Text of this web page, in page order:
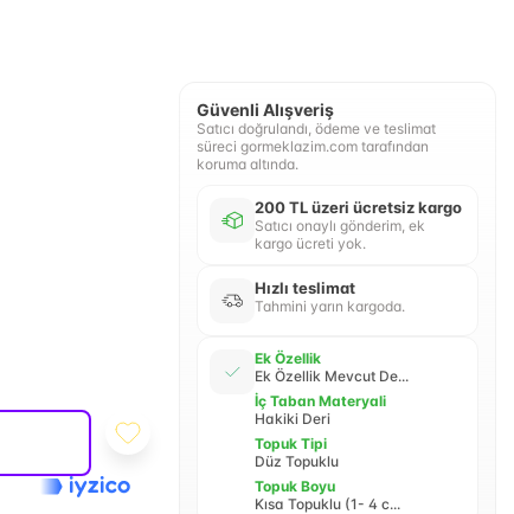
Güvenli Alışveriş
Satıcı doğrulandı, ödeme ve teslimat
süreci gormeklazim.com tarafından
koruma altında.
200 TL üzeri ücretsiz kargo
Satıcı onaylı gönderim, ek
kargo ücreti yok.
Hızlı teslimat
Tahmini yarın kargoda.
Ek Özellik
Ek Özellik Mevcut De...
İç Taban Materyali
Hakiki Deri
Topuk Tipi
Düz Topuklu
Topuk Boyu
Kısa Topuklu (1- 4 c...